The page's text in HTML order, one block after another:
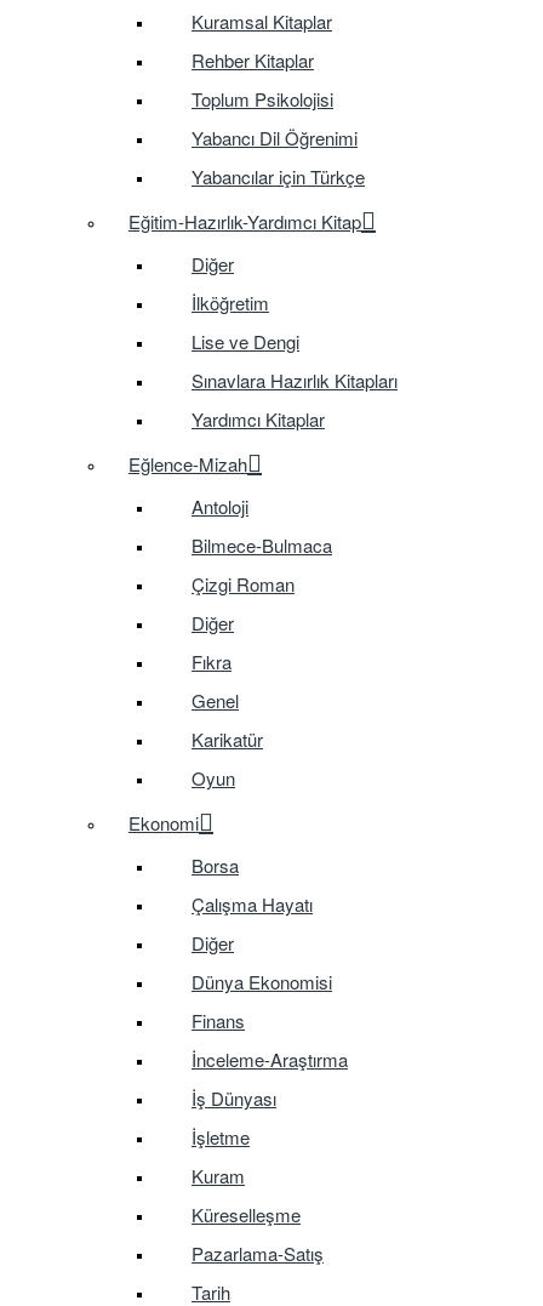
Kuramsal Kitaplar
Rehber Kitaplar
Toplum Psikolojisi
Yabancı Dil Öğrenimi
Yabancılar için Türkçe
Eğitim-Hazırlık-Yardımcı Kitap
Diğer
İlköğretim
Lise ve Dengi
Sınavlara Hazırlık Kitapları
Yardımcı Kitaplar
Eğlence-Mizah
Antoloji
Bilmece-Bulmaca
Çizgi Roman
Diğer
Fıkra
Genel
Karikatür
Oyun
Ekonomi
Borsa
Çalışma Hayatı
Diğer
Dünya Ekonomisi
Finans
İnceleme-Araştırma
İş Dünyası
İşletme
Kuram
Küreselleşme
Pazarlama-Satış
Tarih